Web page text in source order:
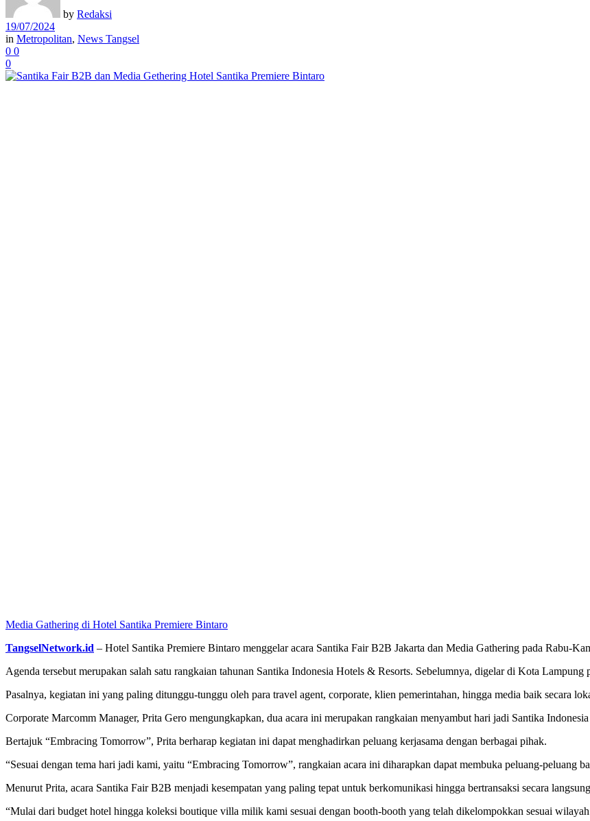
by Redaksi
19/07/2024
in Metropolitan, News Tangsel
0 0
0
Media Gathering di Hotel Santika Premiere Bintaro
TangselNetwork.id – Hotel Santika Premiere Bintaro menggelar acara Santika Fair B2B Jakarta dan Media Gathering pada Rabu-
Agenda tersebut merupakan salah satu rangkaian tahunan Santika Indonesia Hotels & Resorts. Sebelumnya, digelar di Kota Lampung
Pasalnya, kegiatan ini yang paling ditunggu-tunggu oleh para travel agent, corporate, klien pemerintahan, hingga media baik secara
Corporate Marcomm Manager, Prita Gero mengungkapkan, dua acara ini merupakan rangkaian menyambut hari jadi Santika
Bertajuk “Embracing Tomorrow”, Prita berharap kegiatan ini dapat menghadirkan peluang kerjasama dengan berbagai pihak.
“Sesuai dengan tema hari jadi kami, yaitu “Embracing Tomorrow”, rangkaian acara ini diharapkan dapat membuka peluang-peluang
Menurut Prita, acara Santika Fair B2B menjadi kesempatan yang paling tepat untuk berkomunikasi hingga bertransaksi secara
“Mulai dari budget hotel hingga koleksi boutique villa milik kami sesuai dengan booth-booth yang telah dikelompokkan sesuai